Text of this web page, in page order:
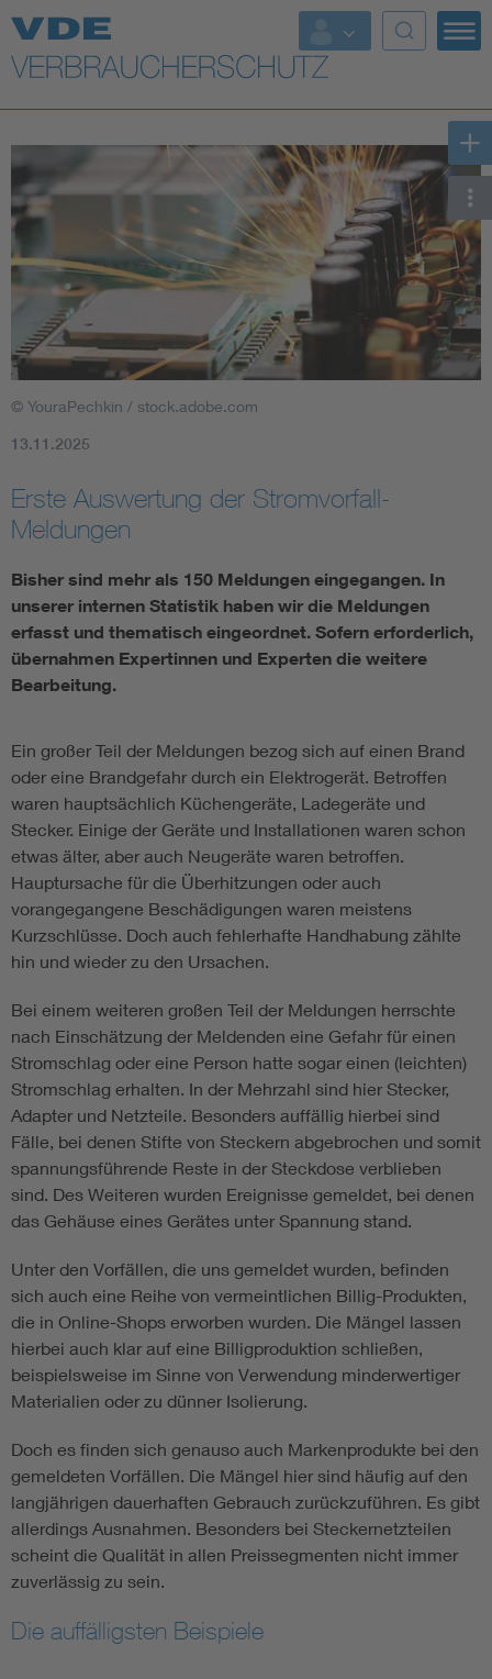
Top Themen
Weitere Themen
© YouraPechkin / stock.adobe.com
13.11.2025
Erste Auswertung der Stromvorfall-
Meldungen
Bisher sind mehr als 150 Meldungen eingegangen. In
unserer internen Statistik haben wir die Meldungen
erfasst und thematisch eingeordnet. Sofern erforderlich,
übernahmen Expertinnen und Experten die weitere
Bearbeitung.
Ein großer Teil der Meldungen bezog sich auf einen Brand
oder eine Brandgefahr durch ein Elektrogerät. Betroffen
waren hauptsächlich Küchengeräte, Ladegeräte und
Stecker. Einige der Geräte und Installationen waren schon
etwas älter, aber auch Neugeräte waren betroffen.
Hauptursache für die Überhitzungen oder auch
vorangegangene Beschädigungen waren meistens
Kurzschlüsse. Doch auch fehlerhafte Handhabung zählte
hin und wieder zu den Ursachen.
Bei einem weiteren großen Teil der Meldungen herrschte
nach Einschätzung der Meldenden eine Gefahr für einen
Stromschlag oder eine Person hatte sogar einen (leichten)
Stromschlag erhalten. In der Mehrzahl sind hier Stecker,
Adapter und Netzteile. Besonders auffällig hierbei sind
Fälle, bei denen Stifte von Steckern abgebrochen und somit
spannungsführende Reste in der Steckdose verblieben
sind. Des Weiteren wurden Ereignisse gemeldet, bei denen
das Gehäuse eines Gerätes unter Spannung stand.
Unter den Vorfällen, die uns gemeldet wurden, befinden
sich auch eine Reihe von vermeintlichen Billig-Produkten,
die in Online-Shops erworben wurden. Die Mängel lassen
hierbei auch klar auf eine Billigproduktion schließen,
beispielsweise im Sinne von Verwendung minderwertiger
Materialien oder zu dünner Isolierung.
Doch es finden sich genauso auch Markenprodukte bei den
gemeldeten Vorfällen. Die Mängel hier sind häufig auf den
langjährigen dauerhaften Gebrauch zurückzuführen. Es gibt
allerdings Ausnahmen. Besonders bei Steckernetzteilen
scheint die Qualität in allen Preissegmenten nicht immer
zuverlässig zu sein.
Die auffälligsten Beispiele